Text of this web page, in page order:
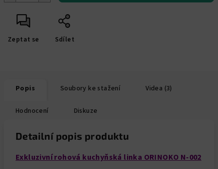
Zeptat se Sdílet
Popis Soubory ke stažení Videa (3)
Hodnocení Diskuze
Detailní popis produktu
Exkluzivní rohová kuchyňská linka ORINOKO N-002